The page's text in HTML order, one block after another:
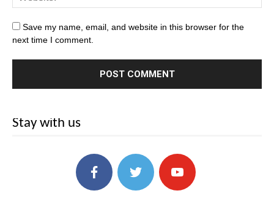
Save my name, email, and website in this browser for the
next time I comment.
Stay with us